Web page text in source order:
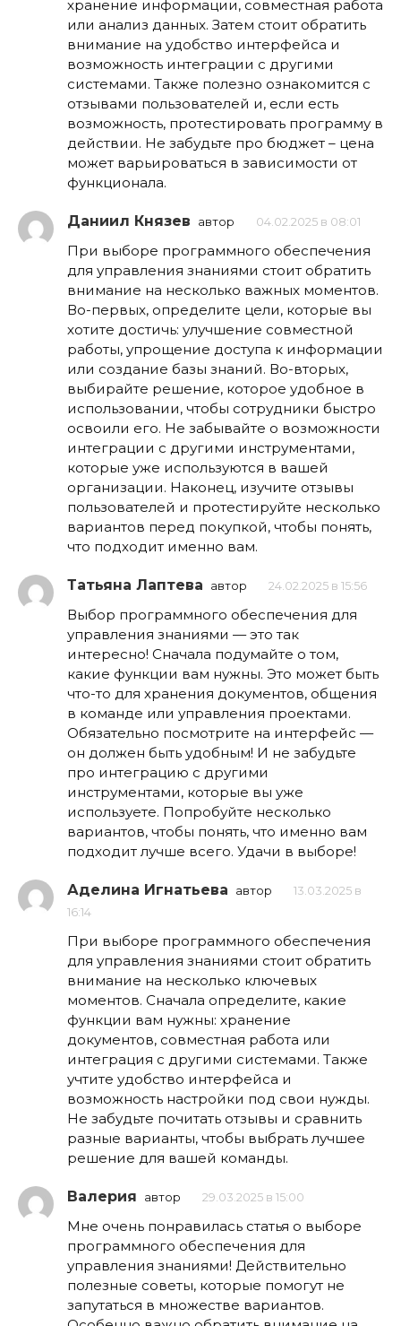
хранение информации, совместная работа
или анализ данных. Затем стоит обратить
внимание на удобство интерфейса и
возможность интеграции с другими
системами. Также полезно ознакомится с
отзывами пользователей и, если есть
возможность, протестировать программу в
действии. Не забудьте про бюджет – цена
может варьироваться в зависимости от
функционала.
Даниил Князев автор 04.02.2025 в 08:01
При выборе программного обеспечения
для управления знаниями стоит обратить
внимание на несколько важных моментов.
Во-первых, определите цели, которые вы
хотите достичь: улучшение совместной
работы, упрощение доступа к информации
или создание базы знаний. Во-вторых,
выбирайте решение, которое удобное в
использовании, чтобы сотрудники быстро
освоили его. Не забывайте о возможности
интеграции с другими инструментами,
которые уже используются в вашей
организации. Наконец, изучите отзывы
пользователей и протестируйте несколько
вариантов перед покупкой, чтобы понять,
что подходит именно вам.
Татьяна Лаптева автор 24.02.2025 в 15:56
Выбор программного обеспечения для
управления знаниями — это так
интересно! Сначала подумайте о том,
какие функции вам нужны. Это может быть
что-то для хранения документов, общения
в команде или управления проектами.
Обязательно посмотрите на интерфейс —
он должен быть удобным! И не забудьте
про интеграцию с другими
инструментами, которые вы уже
используете. Попробуйте несколько
вариантов, чтобы понять, что именно вам
подходит лучше всего. Удачи в выборе!
Аделина Игнатьева автор
13.03.2025 в
16:14
При выборе программного обеспечения
для управления знаниями стоит обратить
внимание на несколько ключевых
моментов. Сначала определите, какие
функции вам нужны: хранение
документов, совместная работа или
интеграция с другими системами. Также
учтите удобство интерфейса и
возможность настройки под свои нужды.
Не забудьте почитать отзывы и сравнить
разные варианты, чтобы выбрать лучшее
решение для вашей команды.
Валерия автор 29.03.2025 в 15:00
Мне очень понравилась статья о выборе
программного обеспечения для
управления знаниями! Действительно
полезные советы, которые помогут не
запутаться в множестве вариантов.